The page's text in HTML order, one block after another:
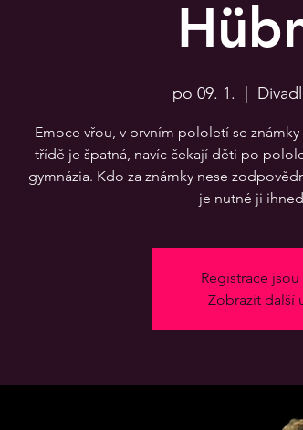
po 09. 1.
Emoce vřou, v prvním pololetí se
třídě je špatná, navíc čekají děti po
gymnázia. Kdo za známky nese
Registrace jsou
Zobrazit další